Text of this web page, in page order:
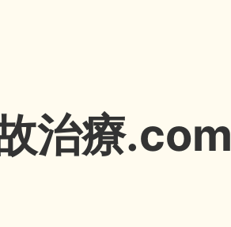
治療.com